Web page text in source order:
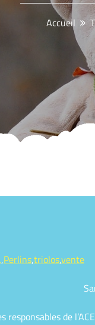
Accueil
,Perlins,triolos,vente
responsables de